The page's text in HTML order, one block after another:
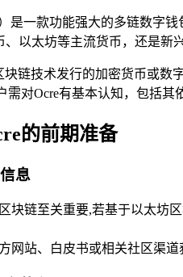
是一款功能强大的多链数字
以太坊等主流货币，还是新
块链技术发行的加密货币或
需对Ocre有基本认知，包括
的前期准备
息
块链至关重要,若基于以太坊
网站、白皮书或相关社区渠